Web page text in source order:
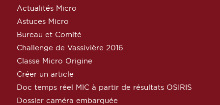
Actualités Micro
Astuces Micro
Bureau et Comité
Challenge de Vassivière 2016
Classe Micro Origine
Créer un article
Doc temps réel MIC à partir de résultats OSIRIS
Dossier caméra embarquée